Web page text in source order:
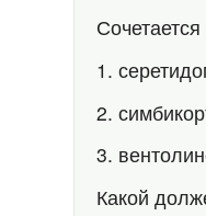
1.
2.
3.
Какой